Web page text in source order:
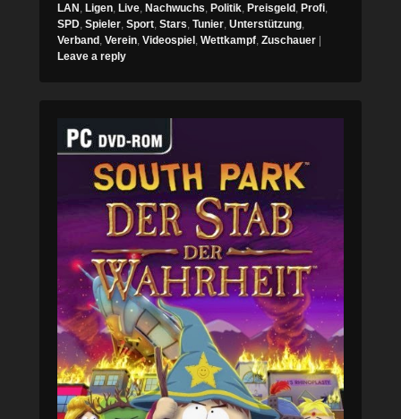
LAN , Ligen, Live, Nachwuchs, Politik, Preisgeld , Profi,
SPD, Spieler, Sport, Stars, Tunier, Unterstützung,
Verband , Verein, Videospiel , Wettkampf, Zuschauer
Leave a reply